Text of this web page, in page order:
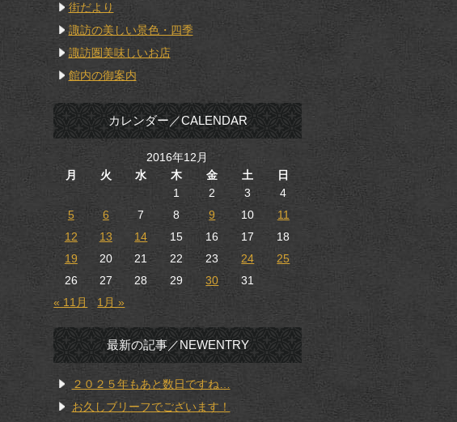
街だより
諏訪の美しい景色・四季
諏訪圏美味しいお店
館内の御案内
カレンダー／CALENDAR
2016年12月
月
火 水 木 金 土
日
1
2 3
4
5
6 7 8 9 10
11
12
13 14 15 16 17
18
19
20 21 22 23 24
25
26
27 28 29 30
31
« 11月
1月 »
最新の記事／NEWENTRY
２０２５年もあと数日ですね…
お久しブリーフでございます！